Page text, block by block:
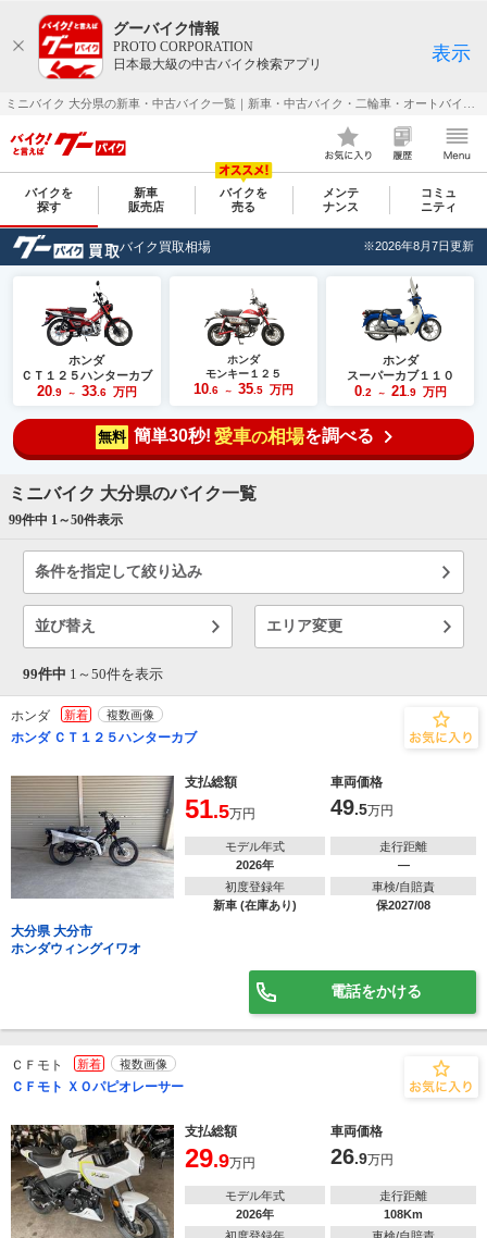
グーバイク情報
PROTO CORPORATION
日本最大級の中古バイク検索アプリ
表示
バイクを
探す
新車
販売店
バイクを
売る
メンテ
ナンス
コミュ
ニティ
バイク買取相場 ※2026年8月7日更新
ホンダ
ＣＴ１２５ハンターカブ
20.9 ～ 33.6 万円
ホンダ
モンキー１２５
10 .6 ～ 35 .5 万円
ホンダ
スーパーカブ１１０
0.2 ～ 21.9 万円
無料 簡単30秒! 愛車の相場を調べる
ミニバイク 大分県のバイク一覧
99件中 1～50件表示
条件を指定して絞り込み
並び替え エリア変更
99件中 1～ 50件を表示
ホンダ 新着 複数画像
ホンダ ＣＴ１２５ハンターカブ
支払総額 車両価格
51.5万円 49.5万円
モデル年式
2026年
走行距離
―
初度登録年
新車 (在庫あり)
車検/自賠責
保2027/08
大分県 大分市
ホンダウィングイワオ
電話をかける
ＣＦモト 新着 複数画像
ＣＦモト ＸＯパピオレーサー
支払総額 車両価格
29.9万円 26.9万円
モデル年式
2026年
走行距離
108Km